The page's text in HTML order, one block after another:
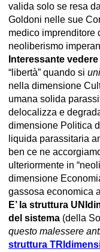
valida solo se resa
Goldoni nelle sue
medico imprenditore
neoliberismo
Interessante vedere
“libertà” quando si
nella dimensione
umana solida
delocalizza e
dimensione Politica
liquida parassitaria
ben ce ne
ulteriormente in
dimensione
gassosa economica
E’ la struttura
del sistema (della
questo malessere
struttura